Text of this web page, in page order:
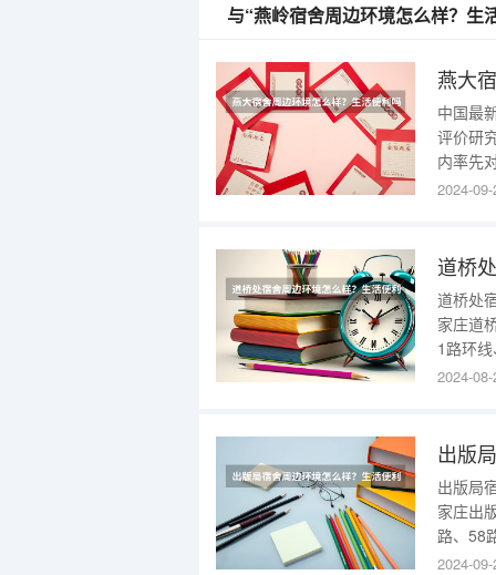
与“燕岭宿舍周边环境怎么样？生
燕大
中国最
评价研
内率先
学星级
的
2024-
道桥
道桥处
家庄道
1路环
东即到
2024-
出版
出版局
家庄出
路、58
友谊大
2024-